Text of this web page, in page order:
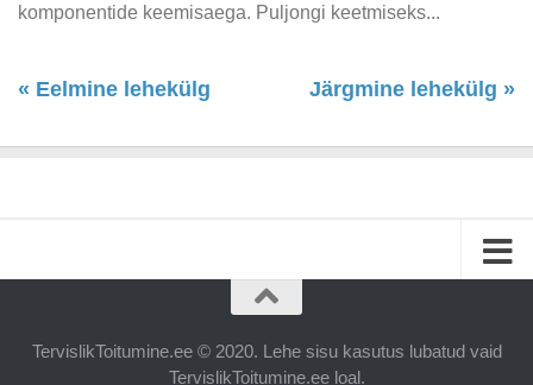
komponentide keemisaega. Puljongi keetmiseks...
« Eelmine lehekülg Järgmine lehekülg »
TervislikToitumine.ee © 2020. Lehe sisu kasutus lubatud vaid
TervislikToitumine.ee loal.